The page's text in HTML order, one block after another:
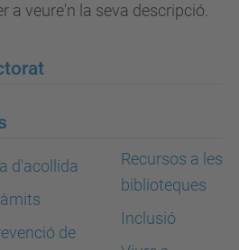
a veure'n la seva descripció.
d'acollida
de
Recursos a les
biblioteques
Inclusió